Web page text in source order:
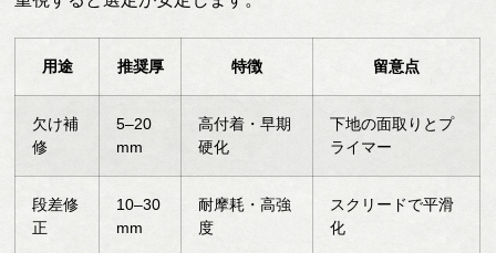
用途 推奨厚 特徴 留意点
欠け補
修
5–20
mm
高付着・早期
硬化
下地の面取りとプ
ライマー
段差修
正
10–30
mm
耐摩耗・高強
度
スクリードで平滑
化